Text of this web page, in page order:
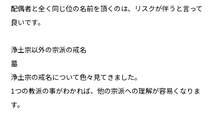
配偶者と全く同じ位の名前を頂くのは、リスクが伴うと言って
良いです。
浄土宗以外の宗派の戒名
墓
浄土宗の戒名について色々見てきました。
1つの教派の事がわかれば、他の宗派への理解が容易くなりま
す。